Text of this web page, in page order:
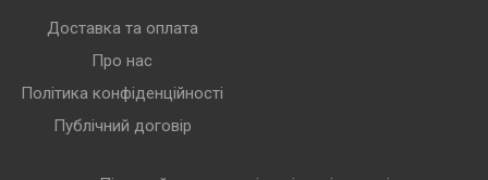
Доставка та оплата
Про нас
Політика конфіденційності
Публічний договір